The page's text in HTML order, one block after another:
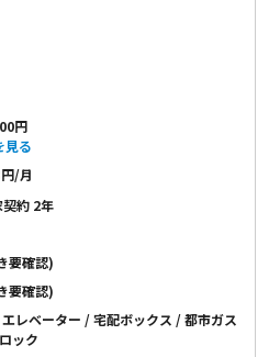
円
見る
/月
約 2年
要確認)
要確認)
レベーター / 宅配ボックス / 都市ガス
ック